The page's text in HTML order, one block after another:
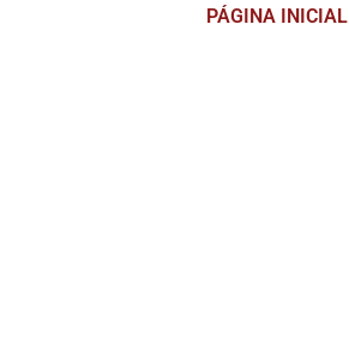
PÁGINA INICIAL